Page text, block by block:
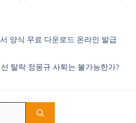
양식 무료 다운로드 온라인 발급
탈락 정몽규 사퇴는 불가능한가?